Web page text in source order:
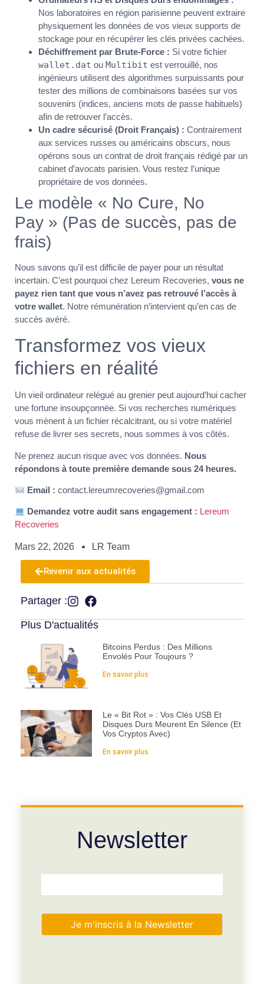
Nos laboratoires en région parisienne peuvent extraire
physiquement les données de vos vieux supports de
stockage pour en récupérer les clés privées cachées.
Déchiffrement par Brute-Force : Si votre fichier
wallet.dat ou Multibit est verrouillé, nos
ingénieurs utilisent des algorithmes surpuissants pour
tester des millions de combinaisons basées sur vos
souvenirs (indices, anciens mots de passe habituels)
afin de retrouver l’accès.
Un cadre sécurisé (Droit Français) : Contrairement
aux services russes ou américains obscurs, nous
opérons sous un contrat de droit français rédigé par un
cabinet d’avocats parisien. Vous restez l’unique
propriétaire de vos données.
Le modèle « No Cure, No
Pay » (Pas de succès, pas de
frais)
Nous savons qu’il est difficile de payer pour un résultat
incertain. C’est pourquoi chez Lereum Recoveries, vous ne
payez rien tant que vous n’avez pas retrouvé l’accès à
votre wallet. Notre rémunération n’intervient qu’en cas de
succès avéré.
Transformez vos vieux
fichiers en réalité
Un vieil ordinateur relégué au grenier peut aujourd’hui cacher
une fortune insoupçonnée. Si vos recherches numériques
vous mènent à un fichier récalcitrant, ou si votre matériel
refuse de livrer ses secrets, nous sommes à vos côtés.
Ne prenez aucun risque avec vos données. Nous
répondons à toute première demande sous 24 heures.
Email : contact.lereumrecoveries@gmail.com
Demandez votre audit sans engagement : Lereum
Recoveries
Mars 22, 2026 LR Team
Revenir aux actualités
Partager :
Plus D'actualités
Bitcoins Perdus : Des Millions
Envolés Pour Toujours ?
En savoir plus
Le « Bit Rot » : Vos Clés USB Et
Disques Durs Meurent En Silence (et
Vos Cryptos Avec)
En savoir plus
Newsletter